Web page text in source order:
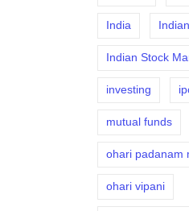
India
Indian Stock
investing
mutual funds
ohari padanam
ohari vipani